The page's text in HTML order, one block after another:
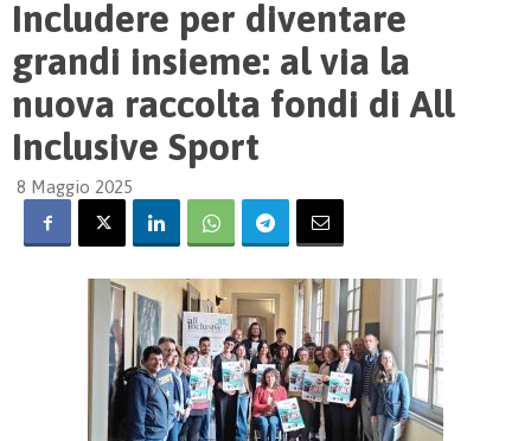
Includere per diventare
grandi insieme: al via la
nuova raccolta fondi di All
Inclusive Sport
8 Maggio 2025